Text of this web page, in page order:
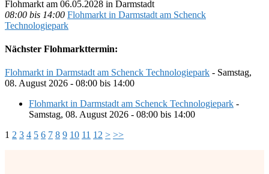
Flohmarkt am 06.05.2028 in Darmstadt
08:00 bis 14:00 Flohmarkt in Darmstadt am Schenck
Technologiepark
Nächster Flohmarkttermin:
Flohmarkt in Darmstadt am Schenck Technologiepark - Samstag,
08. August 2026 - 08:00 bis 14:00
Flohmarkt in Darmstadt am Schenck Technologiepark -
Samstag, 08. August 2026 - 08:00 bis 14:00
1 2 3 4 5 6 7 8 9 10 11 12 > >>